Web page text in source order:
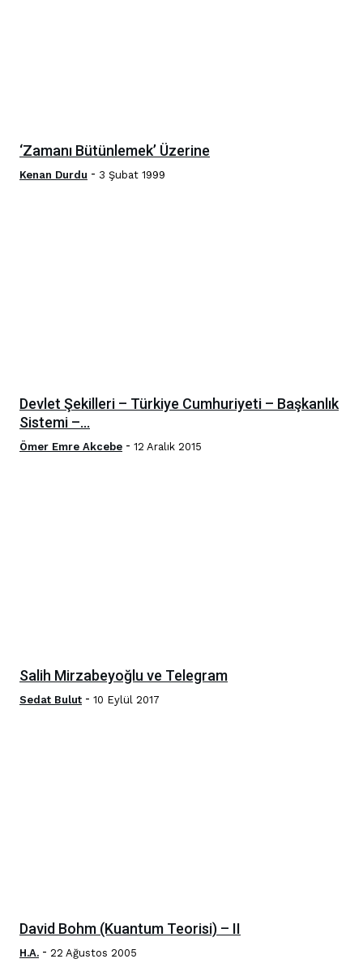
‘Zamanı Bütünlemek’ Üzerine
Kenan Durdu - 3 Şubat 1999
Devlet Şekilleri – Türkiye Cumhuriyeti – Başkanlık
Sistemi –...
Ömer Emre Akcebe - 12 Aralık 2015
Salih Mirzabeyoğlu ve Telegram
Sedat Bulut - 10 Eylül 2017
David Bohm (Kuantum Teorisi) – II
H.A. - 22 Ağustos 2005